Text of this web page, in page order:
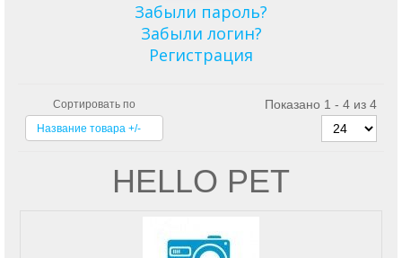
Забыли пароль?
Забыли логин?
Регистрация
Сортировать по
Название товара +/-
Показано 1 - 4 из 4
HELLO PET